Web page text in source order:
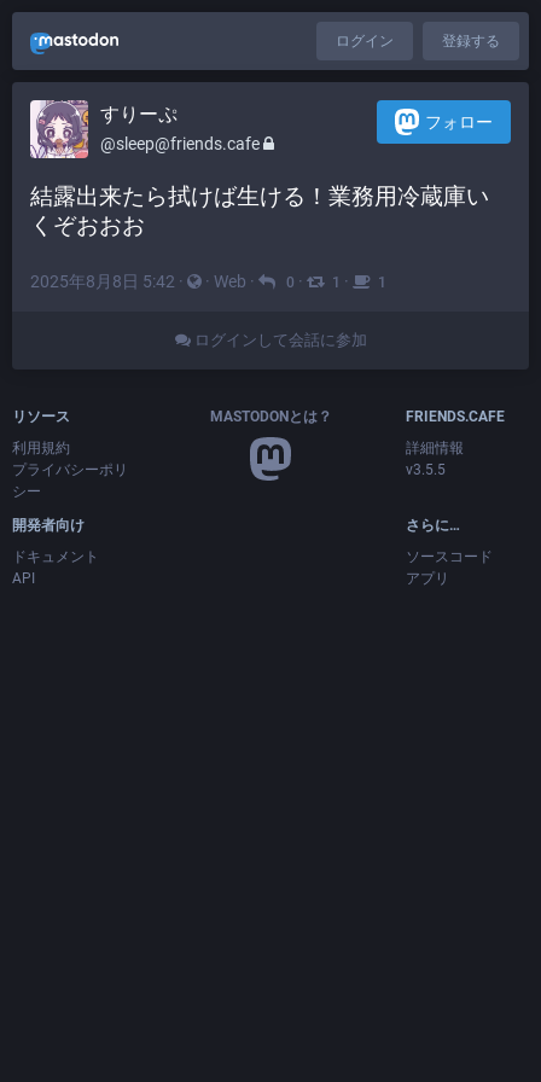
ログイン 登録する
すりーぷ
@sleep@friends.cafe
フォロー
結露出来たら拭けば生ける！業務用冷蔵庫い
くぞおおお
2025年8月8日 5:42 · · Web · 0 · 1 · 1
ログインして会話に参加
リソース
利用規約
プライバシーポリ
シー
開発者向け
ドキュメント
API
MASTODONとは？
FRIENDS.CAFE
詳細情報
v3.5.5
さらに…
ソースコード
アプリ